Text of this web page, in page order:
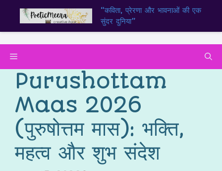
“कविता, प्रेरणा और भावनाओं की एक
सुंदर दुनिया”
Purushottam
Maas 2026
(पुरुषोत्तम मास): भक्ति,
महत्व और शुभ संदेश